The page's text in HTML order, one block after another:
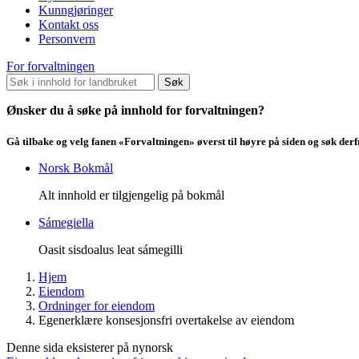
Kunngjøringer
Kontakt oss
Personvern
For forvaltningen
Søk
Ønsker du å søke på innhold for forvaltningen?
Gå tilbake og velg fanen «Forvaltningen» øverst til høyre på siden og søk
Norsk Bokmål
Alt innhold er tilgjengelig på bokmål
Sámegiella
Oasit sisdoalus leat sámegilli
Hjem
Eiendom
Ordninger for eiendom
Egenerklære konsesjonsfri overtakelse av eiendom
Denne sida eksisterer på nynorsk